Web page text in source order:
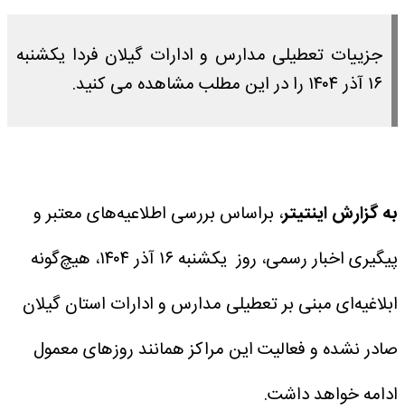
جزییات تعطیلی مدارس و ادارات گیلان فردا یکشنبه
۱۶ آذر ۱۴۰۴ را در این مطلب مشاهده می کنید.
به گزارش اینتیتر، براساس بررسی اطلاعیه‌های معتبر و
پیگیری اخبار رسمی، روز یکشنبه ۱۶ آذر ۱۴۰۴، هیچ‌گونه
ابلاغیه‌ای مبنی بر تعطیلی مدارس و ادارات استان گیلان
صادر نشده و فعالیت این مراکز همانند روزهای معمول
ادامه خواهد داشت.